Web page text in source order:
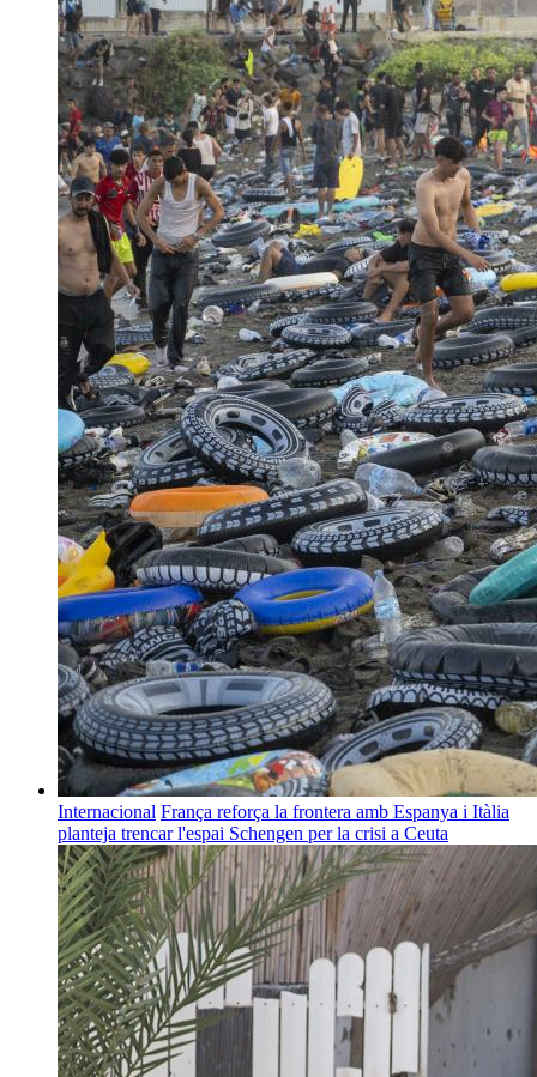
Internacional França reforça la frontera amb Espanya i Itàlia
planteja trencar l'espai Schengen per la crisi a Ceuta